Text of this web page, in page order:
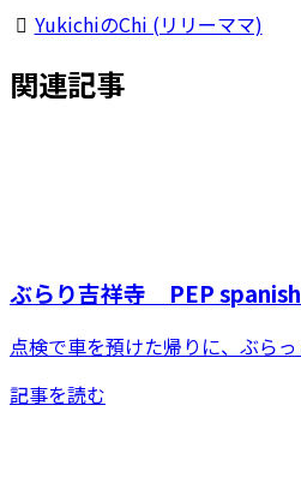
YukichiのChi (リリーママ)
関連記事
ぶらり吉祥寺 PEP
点検で車を預けた帰りに、ぶら
記事を読む